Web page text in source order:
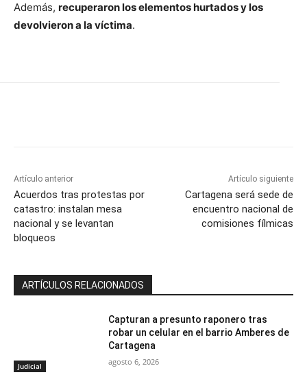
Además, recuperaron los elementos hurtados y los
devolvieron a la víctima.
Artículo anterior
Acuerdos tras protestas por
catastro: instalan mesa
nacional y se levantan
bloqueos
Artículo siguiente
Cartagena será sede de
encuentro nacional de
comisiones fílmicas
ARTÍCULOS RELACIONADOS
Judicial
Capturan a presunto raponero tras
robar un celular en el barrio Amberes de
Cartagena
agosto 6, 2026